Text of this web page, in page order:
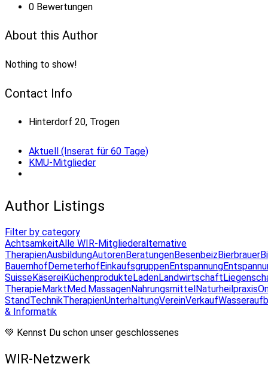
0 Bewertungen
About this Author
Nothing to show!
Contact Info
Hinterdorf 20, Trogen
Aktuell (Inserat für 60 Tage)
KMU-Mitglieder
Author Listings
Filter by category
AchtsamkeitAlle WIR-Mitgliederalternative
TherapienAusbildungAutorenBeratungenBesenbeizBierbrauer
BauernhofDemeterhofEinkaufsgruppenEntspannung
SuisseKäsereiKüchenprodukteLadenLandwirtschaft
TherapieMarktMed.MassagenNahrungsmittelNaturheilpraxis
StandTechnikTherapienUnterhaltungVereinVerkauf
& Informatik
💚 Kennst Du schon unser geschlossenes
WIR-Netzwerk